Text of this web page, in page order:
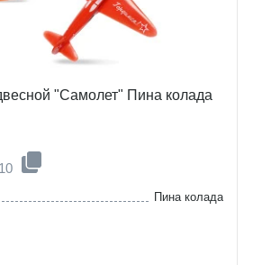
"Самолет" Пина колада
Пина колада